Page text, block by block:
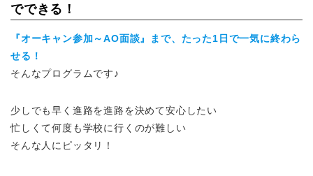
でできる！
『オーキャン参加～AO面談』まで、たった1日で一気に終わら
せる！
そんなプログラムです♪
少しでも早く進路を進路を決めて安心したい
忙しくて何度も学校に行くのが難しい
そんな人にピッタリ！